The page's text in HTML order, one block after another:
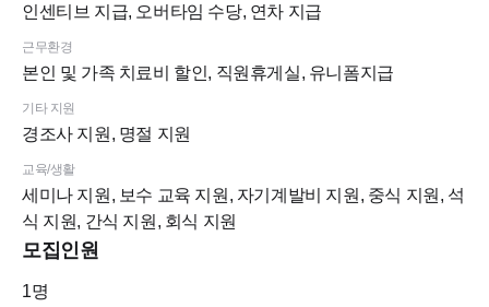
■ 지원방법
“연세바로치과교정과치과 목동점 / 데스크 지원” 기재해서 지원
최고 대우 약속 드립니다~~
인센티브 지급, 오버타임 수당, 연차 지급
근무환경
본인 및 가족 치료비 할인, 직원휴게실, 유니폼지급
기타 지원
경조사 지원, 명절 지원
교육/생활
세미나 지원, 보수 교육 지원, 자기계발비 지원, 중식 지원, 석
식 지원, 간식 지원, 회식 지원
모집인원
1명